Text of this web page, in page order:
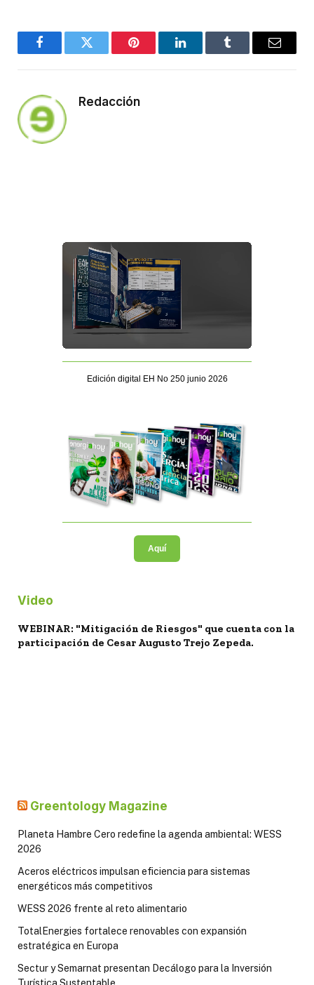
FacebookTwitter Pinterest LinkedInTumblr Email
Redacción
Edición digital EH No 250 junio 2026
Aquí
Video
WEBINAR: "Mitigación de Riesgos" que cuenta con la
participación de Cesar Augusto Trejo Zepeda.
Greentology Magazine
Planeta Hambre Cero redefine la agenda ambiental: WESS
2026
Aceros eléctricos impulsan eficiencia para sistemas
energéticos más competitivos
WESS 2026 frente al reto alimentario
TotalEnergies fortalece renovables con expansión
estratégica en Europa
Sectur y Semarnat presentan Decálogo para la Inversión
Turística Sustentable